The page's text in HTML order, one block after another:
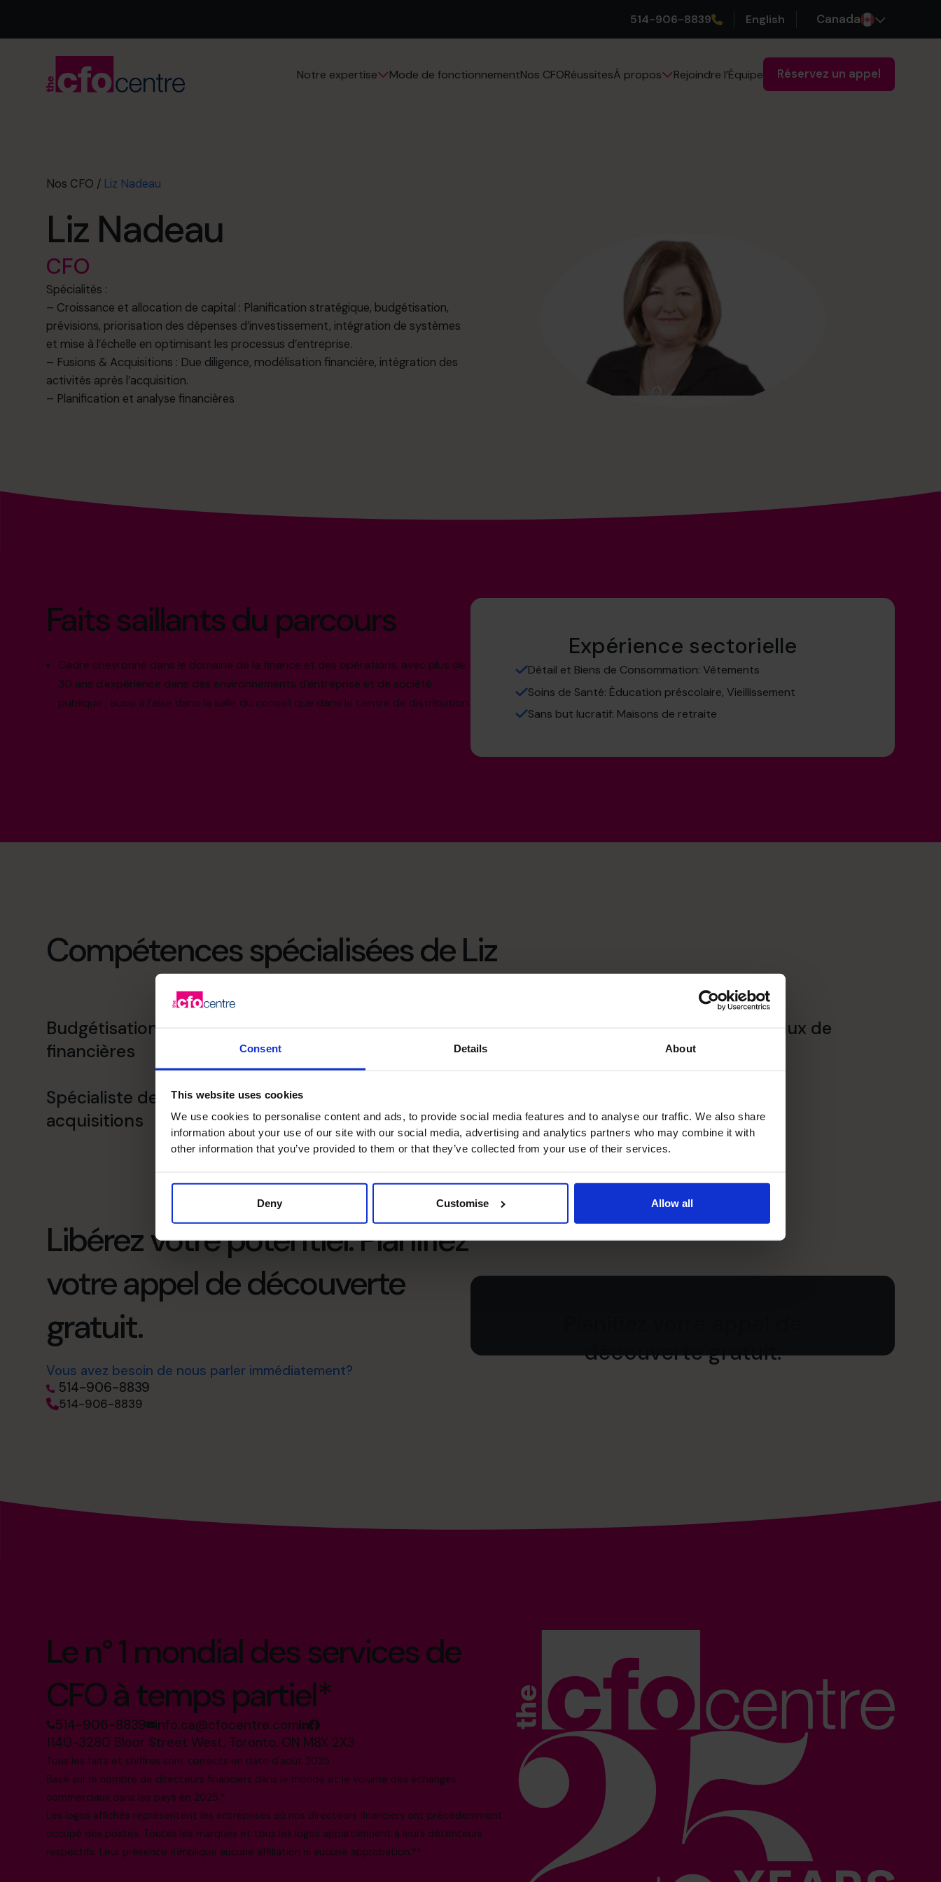
Consent Details About
This website uses cookies
We use cookies to personalise content and ads, to provide social media features and to analyse our traffic. We also share
information about your use of our site with our social media, advertising and analytics partners who may combine it with
other information that you’ve provided to them or that they’ve collected from your use of their services.
Deny Customise Allow all
514-906-8839 English Canada
Notre expertise Mode de fonctionnementNos CFORéussitesÀ propos Rejoindre l’Équipe Réservez un appel
Nos CFO / Liz Nadeau
Liz Nadeau
CFO
Spécialités :
– Croissance et allocation de capital : Planification stratégique, budgétisation,
prévisions, priorisation des dépenses d’investissement, intégration de systèmes
et mise à l’échelle en optimisant les processus d’entreprise.
– Fusions & Acquisitions : Due diligence, modélisation financière, intégration des
activités après l’acquisition.
– Planification et analyse financières
Faits saillants du parcours
Cadre chevronné dans le domaine de la finance et des opérations, avec plus de
30 ans d'expérience dans des environnements d'entreprise et de société
publique ; aussi à l'aise dans la salle du conseil que dans le centre de distribution.
Expérience sectorielle
Détail et Biens de Consommation: Vêtements
Soins de Santé: Éducation préscolaire, Vieillissement
Sans but lucratif: Maisons de retraite
Compétences spécialisées de Liz
Budgétisation et prévisions
financières
Leadership
Amélioration des flux de
trésorerie
Spécialiste des fusions et
acquisitions
Libérez votre potentiel. Planifiez
votre appel de découverte
gratuit.
Vous avez besoin de nous parler immédiatement?
514-906-8839
514-906-8839
découverte gratuit.
Le n° 1 mondial des services de
CFO à temps partiel*
514-906-8839 info.ca@cfocentre.com
1140-3280 Bloor Street West, Toronto, ON M8X 2X3
Tous les faits et chiffres sont corrects en date d'août 2025.
Basé sur le nombre de directeurs financiers dans le monde et le volume des échanges
commerciaux dans les pays en 2025.*
Les logos affichés représentent les entreprises où nos directeurs financiers ont précédemment
occupé des postes. Toutes les marques et tous les logos appartiennent à leurs détenteurs
respectifs. Leur présence n'implique aucune affiliation ni aucune approbation.**